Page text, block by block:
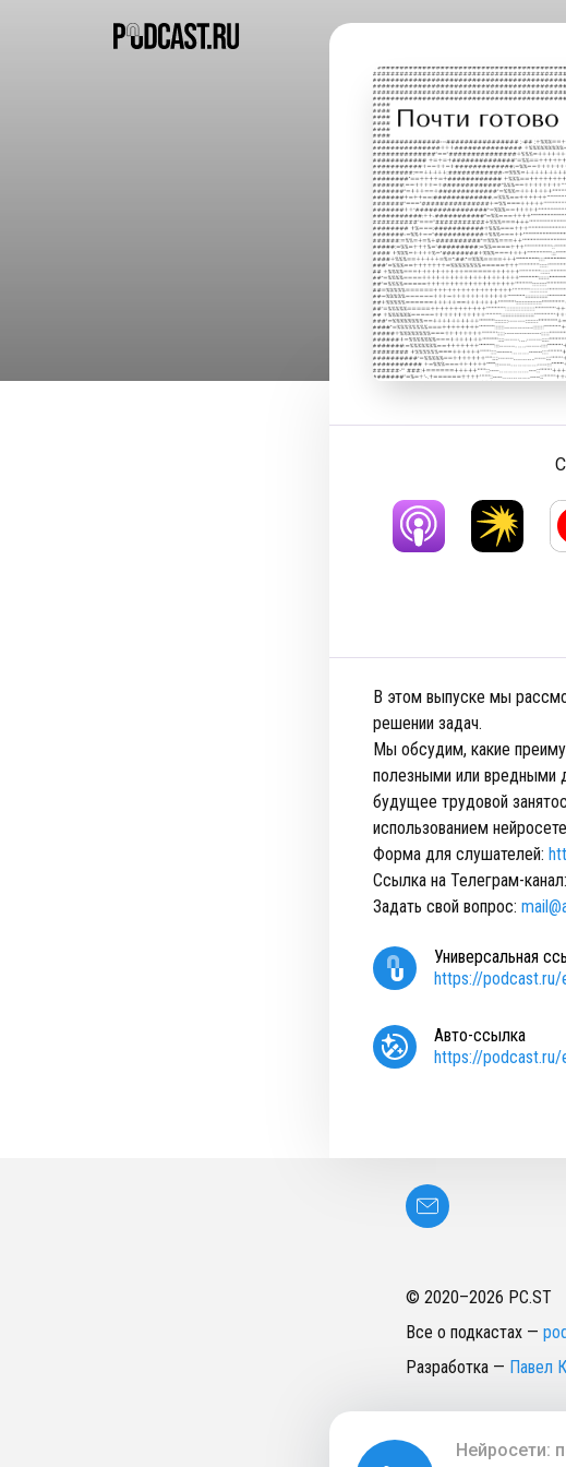
В этом выпуске мы
решении задач.
Мы обсудим, какие
полезными или вредными
будущее трудовой
использованием
Форма для слушателей:
Ссылка на Телеграм-канал:
Задать свой вопрос:
Универсальная
https://podcast.ru/
Авто-ссылка
https://podcast.ru/
© 2020–2026 PC.ST
Все о подкастах —
Разработка — Павел
Нейросети: